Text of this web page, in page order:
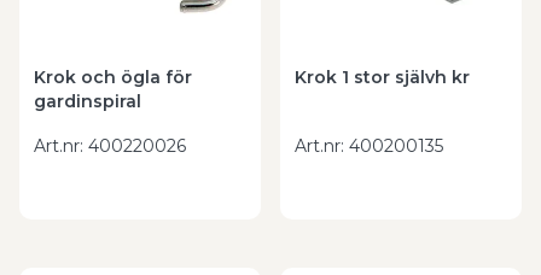
Krok och ögla för
gardinspiral
Art.nr: 400220026
Krok 1 stor självh kr
Art.nr: 400200135